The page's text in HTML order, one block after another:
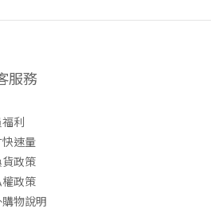
服務
利
速量
政策
政策
物說明